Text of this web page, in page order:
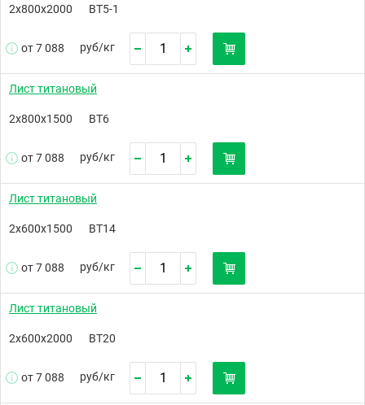
2х800х2000 ВТ5-1
от 7 088 руб/кг
Лист титановый
2х800х1500 ВТ6
от 7 088 руб/кг
Лист титановый
2х600х1500 ВТ14
от 7 088 руб/кг
Лист титановый
2х600х2000 ВТ20
от 7 088 руб/кг